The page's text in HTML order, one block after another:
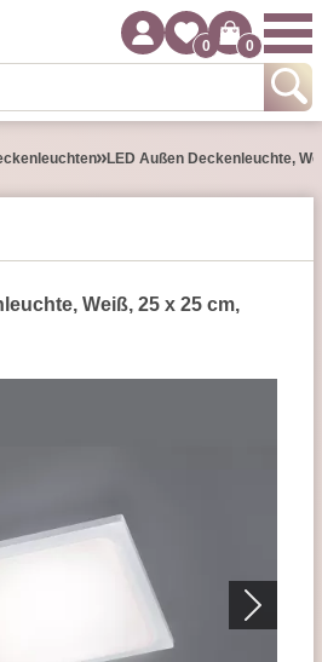
0 0
LED Außen Deckenleuchte,
Weiß, 25 x 25 cm,